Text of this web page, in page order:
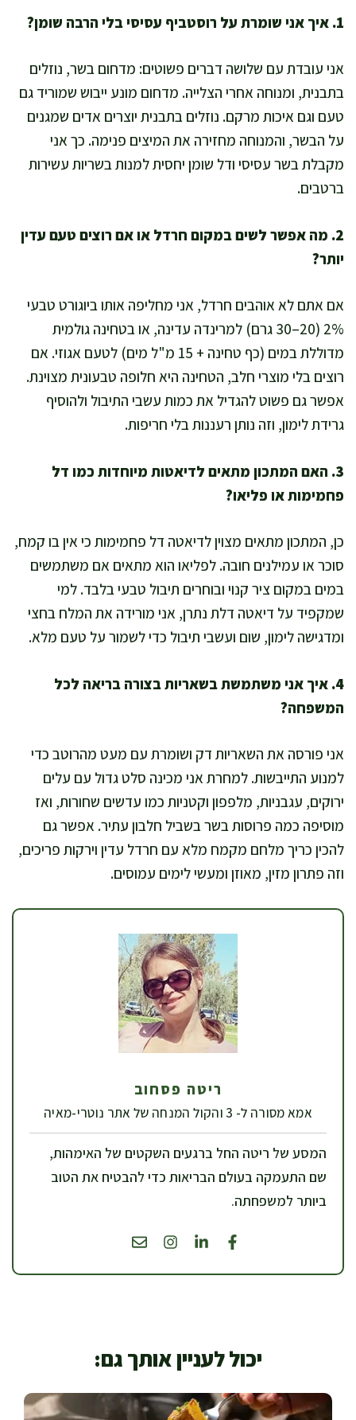
1. איך אני שומרת על רוסטביף עסיסי בלי הרבה שומן?
אני עובדת עם שלושה דברים פשוטים: מדחום בשר, נוזלים
בתבנית, ומנוחה אחרי הצלייה. מדחום מונע ייבוש שמוריד גם
טעם וגם איכות מרקם. נוזלים בתבנית יוצרים אדים שמגנים
על הבשר, והמנוחה מחזירה את המיצים פנימה. כך אני
מקבלת בשר עסיסי ודל שומן יחסית למנות בשריות עשירות
ברטבים.
2. מה אפשר לשים במקום חרדל או אם רוצים טעם עדין
יותר?
אם אתם לא אוהבים חרדל, אני מחליפה אותו ביוגורט טבעי
2% (20–30 גרם) למרינדה עדינה, או בטחינה גולמית
מדוללת במים (כף טחינה + 15 מ"ל מים) לטעם אגוזי. אם
רוצים בלי מוצרי חלב, הטחינה היא חלופה טבעונית מצוינת.
אפשר גם פשוט להגדיל את כמות עשבי התיבול ולהוסיף
גרידת לימון, וזה נותן רעננות בלי חריפות.
3. האם המתכון מתאים לדיאטות מיוחדות כמו דל
פחמימות או פליאו?
כן, המתכון מתאים מצוין לדיאטה דל פחמימות כי אין בו קמח,
סוכר או עמילנים חובה. לפליאו הוא מתאים אם משתמשים
במים במקום ציר קנוי ובוחרים תיבול טבעי בלבד. למי
שמקפיד על דיאטה דלת נתרן, אני מורידה את המלח בחצי
ומדגישה לימון, שום ועשבי תיבול כדי לשמור על טעם מלא.
4. איך אני משתמשת בשאריות בצורה בריאה לכל
המשפחה?
אני פורסה את השאריות דק ושומרת עם מעט מהרוטב כדי
למנוע התייבשות. למחרת אני מכינה סלט גדול עם עלים
ירוקים, עגבניות, מלפפון וקטניות כמו עדשים שחורות, ואז
מוסיפה כמה פרוסות בשר בשביל חלבון עתיר. אפשר גם
להכין כריך מלחם מקמח מלא עם חרדל עדין וירקות פריכים,
וזה פתרון מזין, מאוזן ומעשי לימים עמוסים.
ריטה פסחוב
אמא מסורה ל- 3 והקול המנחה של אתר נוטרי-מאיה
המסע של ריטה החל ברגעים השקטים של האימהות,
שם התעמקה בעולם הבריאות כדי להבטיח את הטוב
ביותר למשפחתה.
יכול לעניין אותך גם: